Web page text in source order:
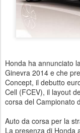
Honda ha annunciato
Ginevra 2014 e che
Concept, il debutto
Cell (FCEV), il layout
corsa del Campionato
Auto da corsa per la
La presenza di Honda